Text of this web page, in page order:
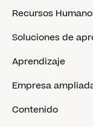
Recursos
Soluciones de
Aprendizaje
Empresa
Contenido